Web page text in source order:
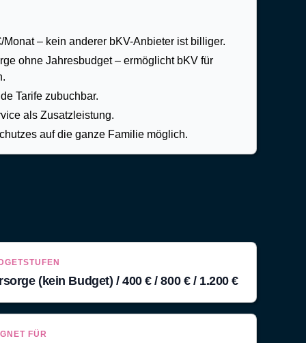
Monat – kein anderer bKV-Anbieter ist billiger.
ohne Jahresbudget – ermöglicht bKV für
Tarife zubuchbar.
als Zusatzleistung.
auf die ganze Familie möglich.
(kein Budget) / 400 € / 800 € / 1.200 €
FÜR